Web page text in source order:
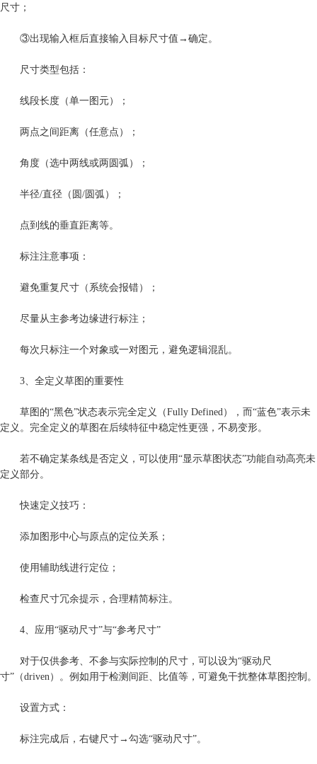
尺寸；
③出现输入框后直接输入目标尺寸值→确定。
尺寸类型包括：
线段长度（单一图元）；
两点之间距离（任意点）；
角度（选中两线或两圆弧）；
半径/直径（圆/圆弧）；
点到线的垂直距离等。
标注注意事项：
避免重复尺寸（系统会报错）；
尽量从主参考边缘进行标注；
每次只标注一个对象或一对图元，避免逻辑混乱。
3、全定义草图的重要性
草图的“黑色”状态表示完全定义（Fully Defined），而“蓝色”表示未
定义。完全定义的草图在后续特征中稳定性更强，不易变形。
若不确定某条线是否定义，可以使用“显示草图状态”功能自动高亮未
定义部分。
快速定义技巧：
添加图形中心与原点的定位关系；
使用辅助线进行定位；
检查尺寸冗余提示，合理精简标注。
4、应用“驱动尺寸”与“参考尺寸”
对于仅供参考、不参与实际控制的尺寸，可以设为“驱动尺
寸”（driven）。例如用于检测间距、比值等，可避免干扰整体草图控制。
设置方式：
标注完成后，右键尺寸→勾选“驱动尺寸”。